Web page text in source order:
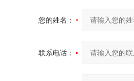
您的姓名：
联系电话：